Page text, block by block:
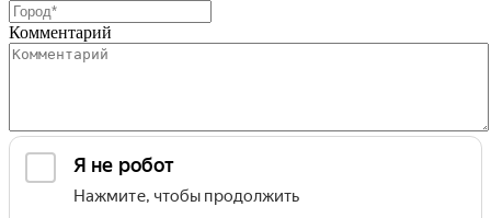
Комментарий